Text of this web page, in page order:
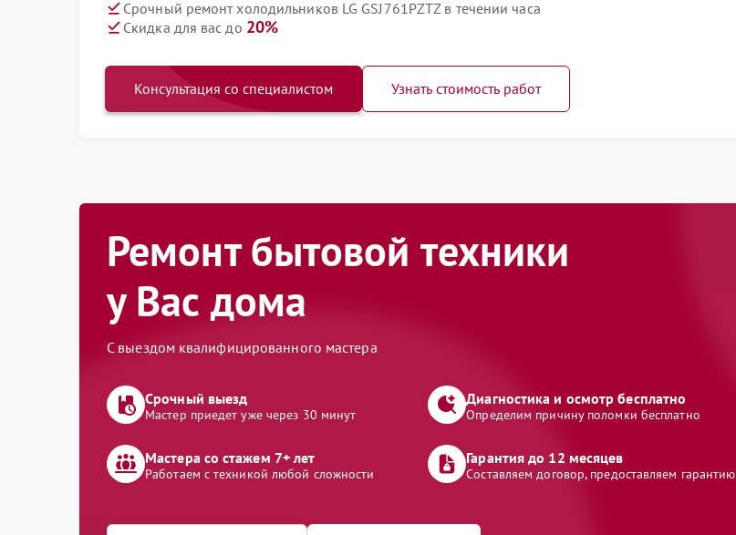
Срочный ремонт холодильников LG GSJ761PZTZ в течении часа
Скидка для вас до 20%
Консультация со специалистом Узнать стоимость работ
Ремонт бытовой техники
у Вас дома
С выездом квалифицированного мастера
Срочный выезд
Мастер приедет уже через 30 минут
Диагностика и осмотр бесплатно
Определим причину поломки бесплатно
Мастера со стажем 7+ лет
Работаем с техникой любой сложности
Гарантия до 12 месяцев
Составляем договор, предоставляем гарантию